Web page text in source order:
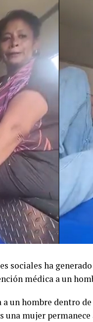
sociales ha
médica a un
a un hombre dentro
una mujer